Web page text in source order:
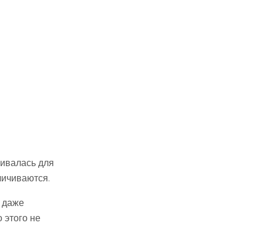
для
даже
не